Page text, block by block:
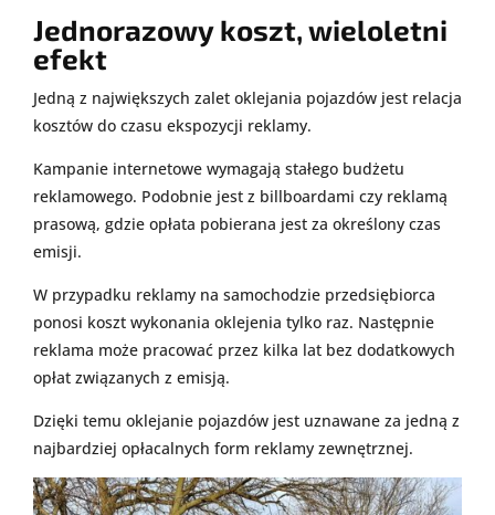
Jednorazowy koszt, wieloletni
efekt
Jedną z największych zalet oklejania pojazdów jest relacja
kosztów do czasu ekspozycji reklamy.
Kampanie internetowe wymagają stałego budżetu
reklamowego. Podobnie jest z billboardami czy reklamą
prasową, gdzie opłata pobierana jest za określony czas
emisji.
W przypadku reklamy na samochodzie przedsiębiorca
ponosi koszt wykonania oklejenia tylko raz. Następnie
reklama może pracować przez kilka lat bez dodatkowych
opłat związanych z emisją.
Dzięki temu oklejanie pojazdów jest uznawane za jedną z
najbardziej opłacalnych form reklamy zewnętrznej.